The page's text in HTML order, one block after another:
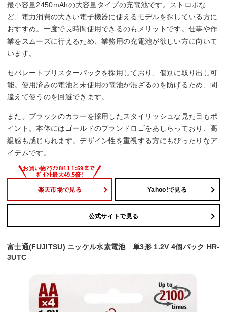
最小容量2450mAhの大容量タイプの充電池です。ストロボな
ど、電力消費の大きい電子機器に使えるモデルを探している方に
おすすめ。一度で長時間使用できるのもメリットです。仕事や作
業をスムーズに行えるため、業務用の充電池が欲しい方に向いて
います。
セパレートブリスターパックを採用しており、個別に取り出し可
能。使用済みの電池と未使用の電池が混ざるのを防げるため、間
違えて使うのを回避できます。
また、ブラックのカラーを採用したスタイリッシュな見た目もポ
イント。本体にはゴールドのブランドロゴをあしらっており、高
級感も感じられます。デザイン性を重視する方にもぴったりなア
イテムです。
楽天市場で見る Yahoo!で見る
公式サイトで見る
富士通(FUJITSU) ニッケル水素電池 単3形 1.2V 4個パック HR-
3UTC